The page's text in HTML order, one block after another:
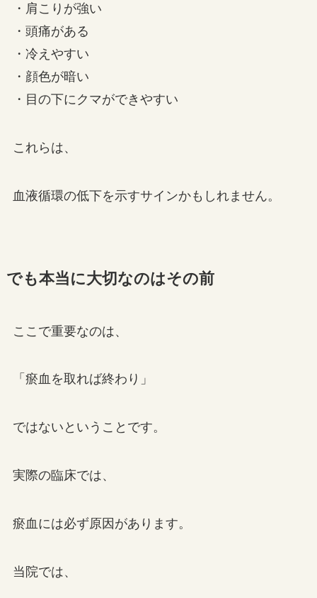
・肩こりが強い
・頭痛がある
・冷えやすい
・顔色が暗い
・目の下にクマができやすい
これらは、
血液循環の低下を示すサインかもしれません。
でも本当に大切なのはその前
ここで重要なのは、
「瘀血を取れば終わり」
ではないということです。
実際の臨床では、
瘀血には必ず原因があります。
当院では、